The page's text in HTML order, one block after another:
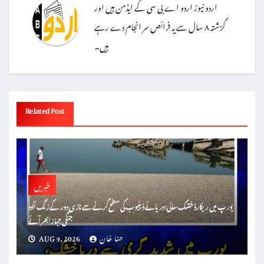
اردو نیوز اردو اے بی سی کے ایڈمن ہیں اور
گزشتہ ۸ سال سے یہ فرائص سر انجام دے رہے
ہیں۔
Related Post
خبریں
یورپ میں ریکارڈ خشک سالی: دریائے ڈینیوب کی سطح گرنے سے نازی دور کے زنگ آلود
جنگی جہاز ابھر آئے
AUG 9, 2026
حنا خان